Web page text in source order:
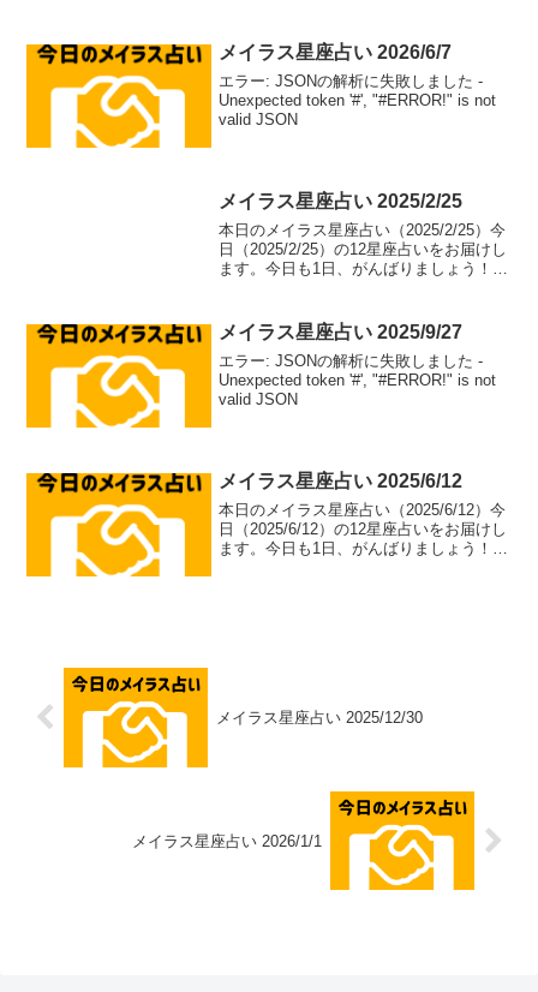
メイラス星座占い 2026/6/7
エラー: JSONの解析に失敗しました -
Unexpected token '#', "#ERROR!" is not
valid JSON
メイラス星座占い 2025/2/25
本日のメイラス星座占い（2025/2/25）今
日（2025/2/25）の12星座占いをお届けし
ます。今日も1日、がんばりましょう！牡
ーチで恋のチャ...
メイラス星座占い 2025/9/27
エラー: JSONの解析に失敗しました -
Unexpected token '#', "#ERROR!" is not
valid JSON
メイラス星座占い 2025/6/12
本日のメイラス星座占い（2025/6/12）今
日（2025/6/12）の12星座占いをお届けし
ます。今日も1日、がんばりましょう！牡
メイラス星座占い 2025/12/30
メイラス星座占い 2026/1/1